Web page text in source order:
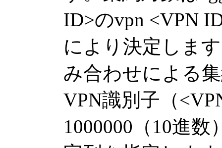
ID>のvpn <VPN
により決定しま
み合わせによる
VPN識別子（
1000000（10進